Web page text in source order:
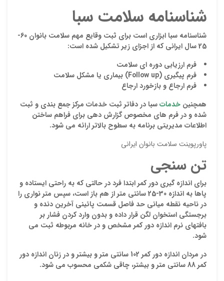
شناسنامه سلامت سبا
شناسنامه سبا ابزاری است برای ثبت وقایع مهم سلامت بانوان 60-
25 سال ایرانی که از اجزای زیر تشکیل شده است:
فرم ارزیابی دوره ای سلامت
فرم پیگیری (Follow up) بیماری یا مشکل سلامت
فرم ارجاع و بازخورد ارجاع
همچنین خدماتسبا در دفاتر ثبت خدمات مرکز جمع بندی و ثبت
شده و در فرم های مخصوص گزارش دهی برای فراهم ساختن
اطلاعات مدیریتی برنامه به سطوح بالاتر ارائه می شود.
پاورپوینت سلامت بانوان ایرانی
تن سنجی
برای اندازه گیری دور کمرابتدا فرد در حالتی که به راحتی ایستاده و
پاها به اندازه 30-25 سانتی متر از هم باز است، سپس متر نواری را
در ناحیه نقطه میانی حد فاصل قسمت پائینی آخرین دنده و
برجستگی استخوان لگن قرار داده و بدون وارد کردن فشار بر
بافتهای نرم اندازه دور کمر مشخص و در خانه مربوطه ثبت می
شود.
در مردان اندازه دور کمر 102 سانتی متر و بیشتر و در زنان اندازه دور
کمر 88 سانتی متر و بیشتر، چاقی شکمی محسوب می شود.